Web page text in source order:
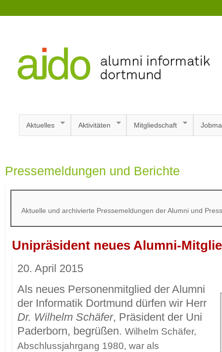
Aktuelles Aktivitäten Mitgliedschaft
Pressemeldungen und Berichte
Aktuelle und archivierte Pressemeldungen der Alumni und
Unipräsident neues Alumni-
20. April 2015
Als neues Personenmitglied der Alumni
der Informatik Dortmund dürfen wir Herr
Dr. Wilhelm Schäfer, Präsident der Uni
Paderborn, begrüßen. Wilhelm Schäfer,
Abschlussjahrgang 1980, war als